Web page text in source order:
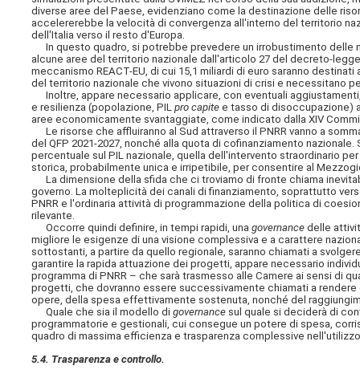
diverse aree del Paese, evidenziano come la destinazione delle
accelererebbe la velocità di convergenza all'interno del territorio
dell'Italia verso il resto d'Europa.
In questo quadro, si potrebbe prevedere un irrobustimento delle
alcune aree del territorio nazionale dall'articolo 27 del decreto-
meccanismo REACT-EU, di cui 15,1 miliardi di euro saranno
del territorio nazionale che vivono situazioni di crisi e necessitano
Inoltre, appare necessario applicare, con eventuali
e resilienza (popolazione, PILpro capite e tasso di disoccupazione)
aree economicamente svantaggiate, come indicato dalla XIV
Le risorse che affluiranno al Sud attraverso il PNRR vanno a
del QFP 2021-2027, nonché alla quota di cofinanziamento
percentuale sul PIL nazionale, quella dell'intervento straordinario
storica, probabilmente unica e irripetibile, per consentire al
La dimensione della sfida che ci troviamo di fronte chiama
governo. Lamolteplicità dei canali di finanziamento, soprattutto
PNRR e l'ordinaria attività di programmazione della politica di
rilevante.
Occorre quindi definire, in tempi rapidi, unagovernance delle
migliore le esigenze di una visione complessiva e a carattere
sottostanti, a partire da quello regionale, saranno chiamati a
garantire la rapida attuazione dei progetti, appare necessario
programma di PNRR – che sarà trasmesso alle Camere ai sensi di
progetti, che dovranno essere successivamente chiamati a
opere, della spesa effettivamente sostenuta, nonché del
Quale che sia il modello digovernance sul quale si deciderà di
programmatorie e gestionali, cui consegue un potere di spesa,
quadro di massima efficienza e trasparenza complessive
5.4. Trasparenza e controllo.